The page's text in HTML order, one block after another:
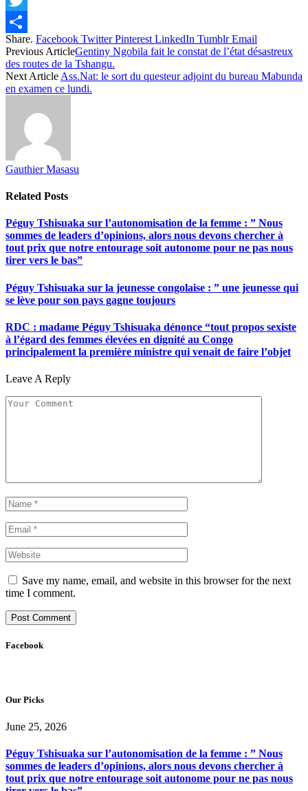
Twitter
Share
Share. Facebook Twitter Pinterest LinkedIn Tumblr Email
Previous ArticleGentiny Ngobila fait le constat de l’état désastreux
des routes de la Tshangu.
Next Article Ass.Nat: le sort du questeur adjoint du bureau Mabunda
en examen ce lundi.
Gauthier Masasu
Related Posts
Péguy Tshisuaka sur l’autonomisation de la femme : ” Nous
sommes de leaders d’opinions, alors nous devons chercher à
tout prix que notre entourage soit autonome pour ne pas nous
tirer vers le bas”
Péguy Tshisuaka sur la jeunesse congolaise : ” une jeunesse qui
se lève pour son pays gagne toujours
RDC : madame Péguy Tshisuaka dénonce “tout propos sexiste
à l’égard des femmes élevées en dignité au Congo
principalement la première ministre qui venait de faire l’objet
Leave A Reply
Save my name, email, and website in this browser for the next
time I comment.
Facebook
Our Picks
June 25, 2026
Péguy Tshisuaka sur l’autonomisation de la femme : ” Nous
sommes de leaders d’opinions, alors nous devons chercher à
tout prix que notre entourage soit autonome pour ne pas nous